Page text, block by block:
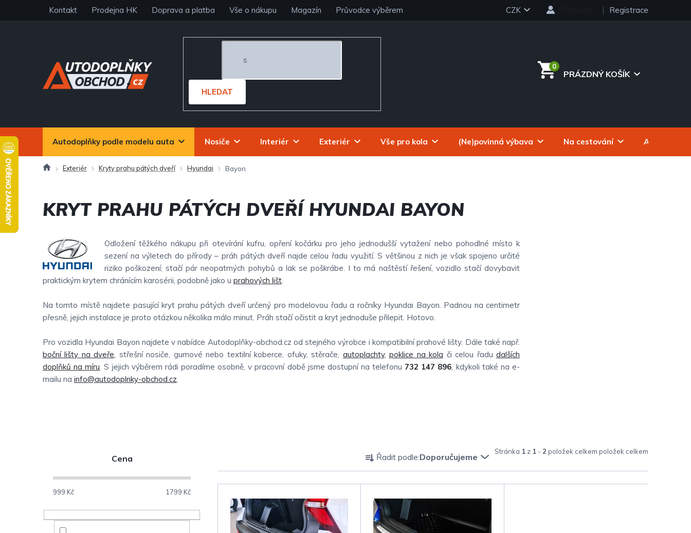
Kontakt Prodejna HK Doprava a platba Vše o nákupu Magazín Průvodce výběrem CZK Registrace
HLEDAT
PRÁZDNÝ KOŠÍK
Autodoplňky podle modelu auta Nosiče Interiér Exteriér Vše pro kola (Ne)povinná výbava Na cestování
DomůExteriér Kryty prahu pátých dveří Hyundai Bayon
KRYT PRAHU PÁTÝCH DVEŘÍ HYUNDAI BAYON
Odložení těžkého nákupu při otevírání kufru, opření kočárku pro jeho jednodušší vytažení nebo pohodlné místo k
sezení na výletech do přírody – práh pátých dveří najde celou řadu využití. S většinou z nich je však spojeno určité
riziko poškození; stačí pár neopatrných pohybů a lak se poškrábe. I to má naštěstí řešení, vozidlo stačí dovybavit
praktickým krytem chránícím karosérii, podobně jako u prahových lišt.
Na tomto místě najdete pasující kryt prahu pátých dveří určený pro modelovou řadu a ročníky Hyundai Bayon. Padnou na centimetr
přesně, jejich instalace je proto otázkou několika málo minut. Práh stačí očistit a kryt jednoduše přilepit. Hotovo.
Pro vozidla Hyundai Bayon najdete v nabídce Autodoplňky-obchod.cz od stejného výrobce i kompatibilní prahové lišty. Dále také např.
boční lišty na dveře, střešní nosiče, gumové nebo textilní koberce, ofuky, stěrače, autoplachty,poklice na kola či celou řadudalších
doplňků na míru. S jejich výběrem rádi poradíme osobně, v pracovní době jsme dostupní na telefonu 732 147 896, kdykoli také na e-
mailu na info@autodoplnky-obchod.cz.
t
Cena
999 Kč 1799 Kč
Stránka 1 z 1 - 2 položek celkem
Ř
a
z
e
Řadit podle:Doporučujeme